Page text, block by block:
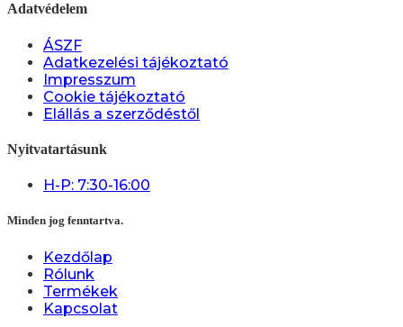
Adatvédelem
ÁSZF
Adatkezelési tájékoztató
Impresszum
Cookie tájékoztató
Elállás a szerződéstől
Nyitvatartásunk
H-P: 7:30-16:00
Minden jog fenntartva.
Kezdőlap
Rólunk
Termékek
Kapcsolat